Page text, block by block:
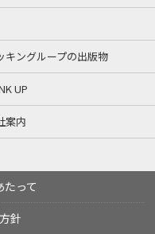
キングループの出版物
UP
案内
って
針